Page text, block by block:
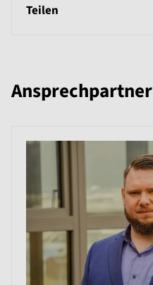
Teilen
Ansprechpartner